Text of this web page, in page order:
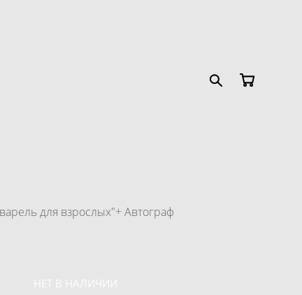
для взрослых"+ Автограф
НЕТ В НАЛИЧИИ